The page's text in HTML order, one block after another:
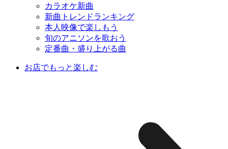
カラオケ新曲
新曲トレンドランキング
本人映像で楽しもう
旬のアニソンを歌おう
定番曲・盛り上がる曲
お店でもっと楽しむ